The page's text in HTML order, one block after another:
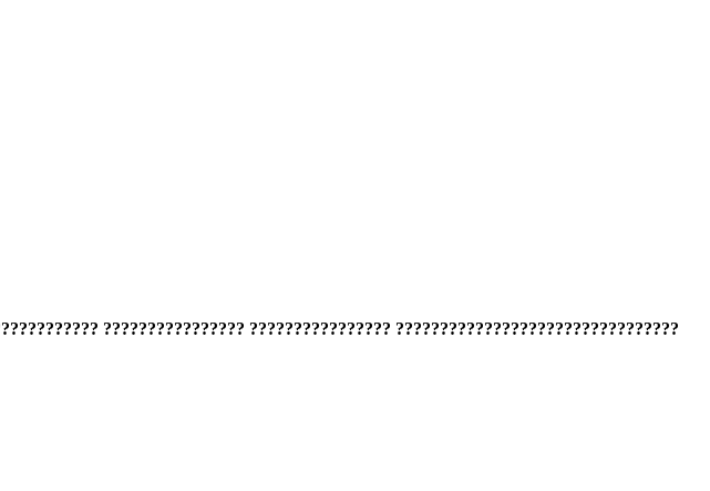
???????????????? ???????????????? ????????????????????????????????